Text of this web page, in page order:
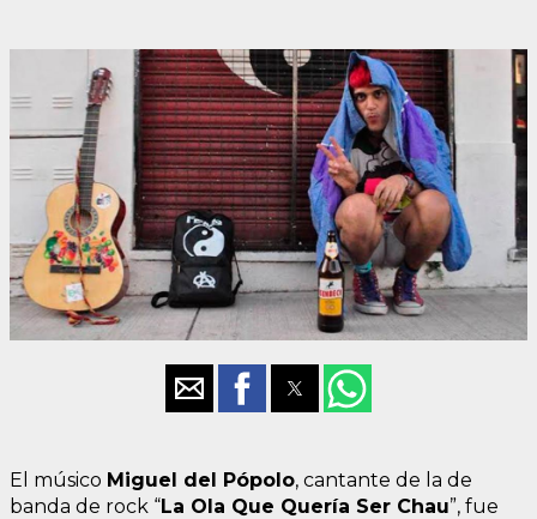
El músico Miguel del Pópolo, cantante de la de
banda de rock “La Ola Que Quería Ser Chau”, fue